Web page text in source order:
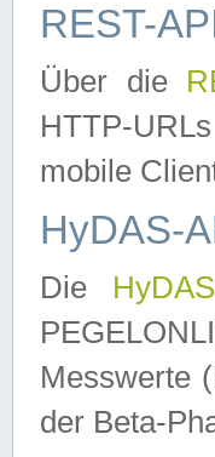
REST-
Über die
HTTP-
mobile
HyDAS-
Die
Messwerte
der Beta-